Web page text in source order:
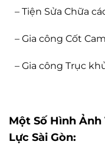
– Tiện Sửa Chữa
– Gia công Cốt Cam
– Gia công Trục
Một Số Hình Ảnh
Lực Sài Gòn: